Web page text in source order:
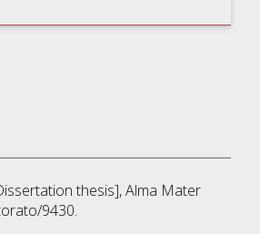
thesis], Alma Mater
9430.